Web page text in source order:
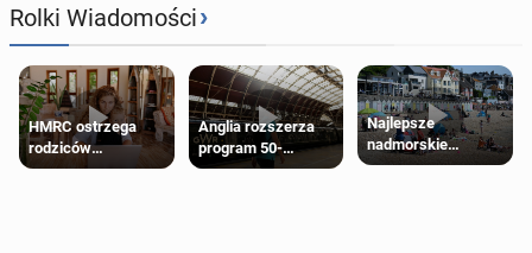
Rolki Wiadomości›
HMRC ostrzega
rodziców
pobierających Child
Anglia rozszerza
program 50-
procentowych
Najlepsze
nadmorskie
miasteczko blisko